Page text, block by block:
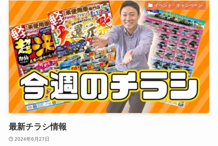
イベント・キャンペーン
最新チラシ情報
2024年6月27日